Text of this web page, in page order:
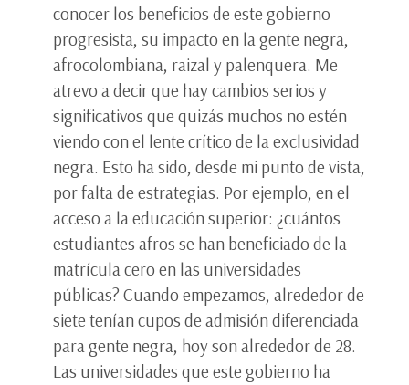
conocer los beneficios de este gobierno
progresista, su impacto en la gente negra,
afrocolombiana, raizal y palenquera. Me
atrevo a decir que hay cambios serios y
significativos que quizás muchos no estén
viendo con el lente crítico de la exclusividad
negra. Esto ha sido, desde mi punto de vista,
por falta de estrategias. Por ejemplo, en el
acceso a la educación superior: ¿cuántos
estudiantes afros se han beneficiado de la
matrícula cero en las universidades
públicas? Cuando empezamos, alrededor de
siete tenían cupos de admisión diferenciada
para gente negra, hoy son alrededor de 28.
Las universidades que este gobierno ha